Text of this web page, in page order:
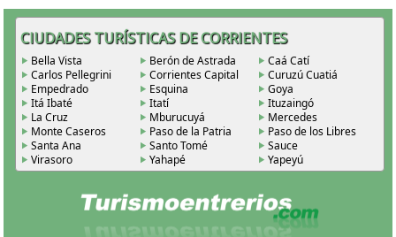
CIUDADES TURÍSTICAS DE CORRIENTES
Bella Vista Berón de Astrada
Caá Catí
Carlos Pellegrini
Corrientes Capital
Curuzú Cuatiá
Empedrado
Esquina
Goya
Itá Ibaté
Itatí
Ituzaingó
La Cruz
Mburucuyá
Mercedes
Monte Caseros
Paso de la Patria
Paso de los Libres
Santa Ana
Santo Tomé
Sauce
Virasoro
Yahapé Yapeyú